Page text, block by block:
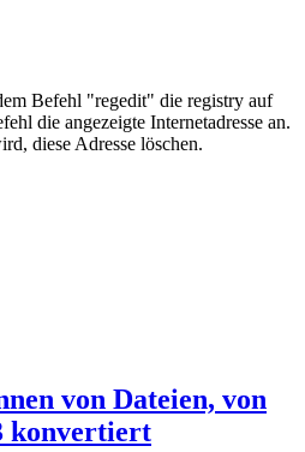
Befehl "regedit" die registry auf
die angezeigte Internetadresse an.
diese Adresse löschen.
von Dateien, von
konvertiert